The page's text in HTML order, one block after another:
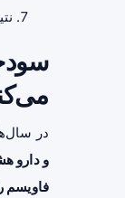
در
و دارو
فاویسم